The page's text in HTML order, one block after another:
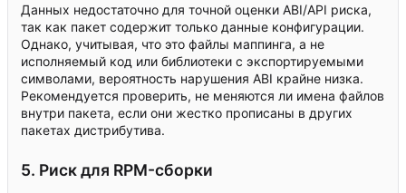
Данных недостаточно для точной оценки ABI/API риска,
так как пакет содержит только данные конфигурации.
Однако, учитывая, что это файлы маппинга, а не
исполняемый код или библиотеки с экспортируемыми
символами, вероятность нарушения ABI крайне низка.
Рекомендуется проверить, не меняются ли имена файлов
внутри пакета, если они жестко прописаны в других
пакетах дистрибутива.
5. Риск для RPM-сборки